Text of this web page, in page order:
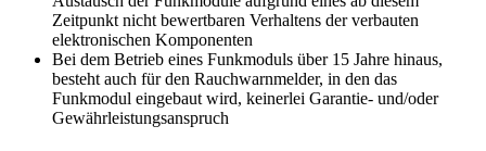
Zeitpunkt nicht bewertbaren Verhaltens der verbauten
elektronischen Komponenten
Bei dem Betrieb eines Funkmoduls über 15 Jahre hinaus,
besteht auch für den Rauchwarnmelder, in den das
Funkmodul eingebaut wird, keinerlei Garantie- und/oder
Gewährleistungsanspruch